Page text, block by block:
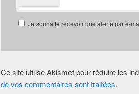
Je souhaite recevoir une alerte par e-
Ce site utilise Akismet pour réduire les
de vos commentaires sont traitées.